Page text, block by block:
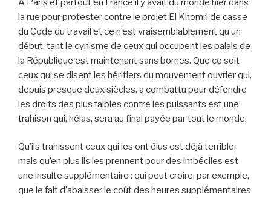
A Paris et partout en France il y avait du monde hier dans
la rue pour protester contre le projet El Khomri de casse
du Code du travail et ce n’est vraisemblablement qu’un
début, tant le cynisme de ceux qui occupent les palais de
la République est maintenant sans bornes. Que ce soit
ceux qui se disent les héritiers du mouvement ouvrier qui,
depuis presque deux siècles, a combattu pour défendre
les droits des plus faibles contre les puissants est une
trahison qui, hélas, sera au final payée par tout le monde.
Qu’ils trahissent ceux qui les ont élus est déjà terrible,
mais qu’en plus ils les prennent pour des imbéciles est
une insulte supplémentaire : qui peut croire, par exemple,
que le fait d’abaisser le coût des heures supplémentaires